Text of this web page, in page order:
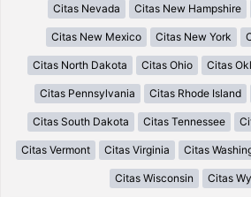
Citas Nevada Citas New Hampshire
Citas New Mexico Citas New York
Citas North Dakota Citas Ohio Citas
Citas Pennsylvania Citas Rhode Island
Citas South Dakota Citas Tennessee
Citas Vermont Citas Virginia Citas
Citas Wisconsin Citas